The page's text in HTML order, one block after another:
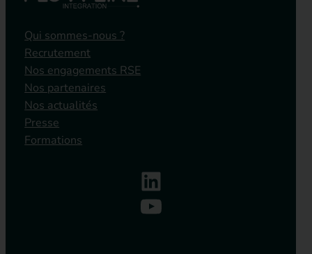
Qui sommes-nous ?
Recrutement
Nos engagements RSE
Nos partenaires
Nos actualités
Presse
Formations
LinkedIn
YouTube